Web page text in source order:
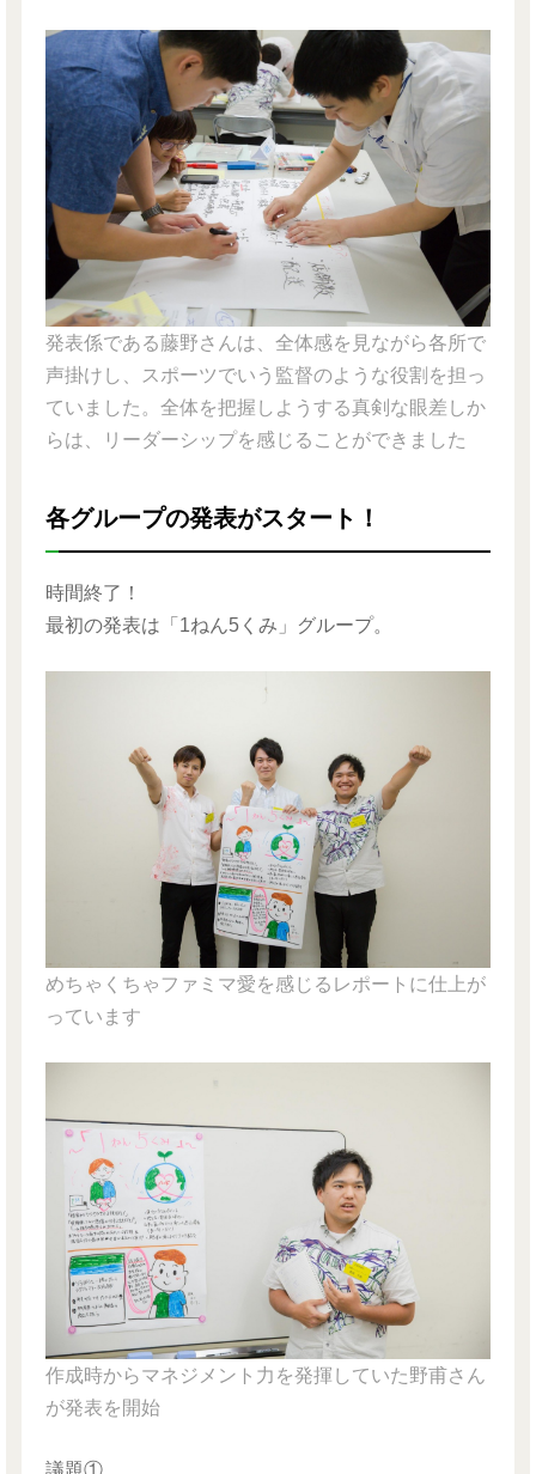
発表係である藤野さんは、全体感を見ながら各所で
声掛けし、スポーツでいう監督のような役割を担っ
ていました。全体を把握しようする真剣な眼差しか
らは、リーダーシップを感じることができました
各グループの発表がスタート！
時間終了！
最初の発表は「1ねん5くみ」グループ。
めちゃくちゃファミマ愛を感じるレポートに仕上が
っています
作成時からマネジメント力を発揮していた野甫さん
が発表を開始
議題①